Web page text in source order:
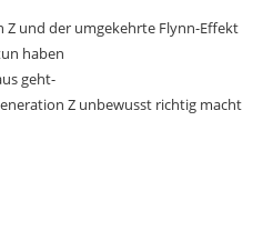
Z und der umgekehrte Flynn-Effekt
haben
geht-
Z unbewusst richtig macht